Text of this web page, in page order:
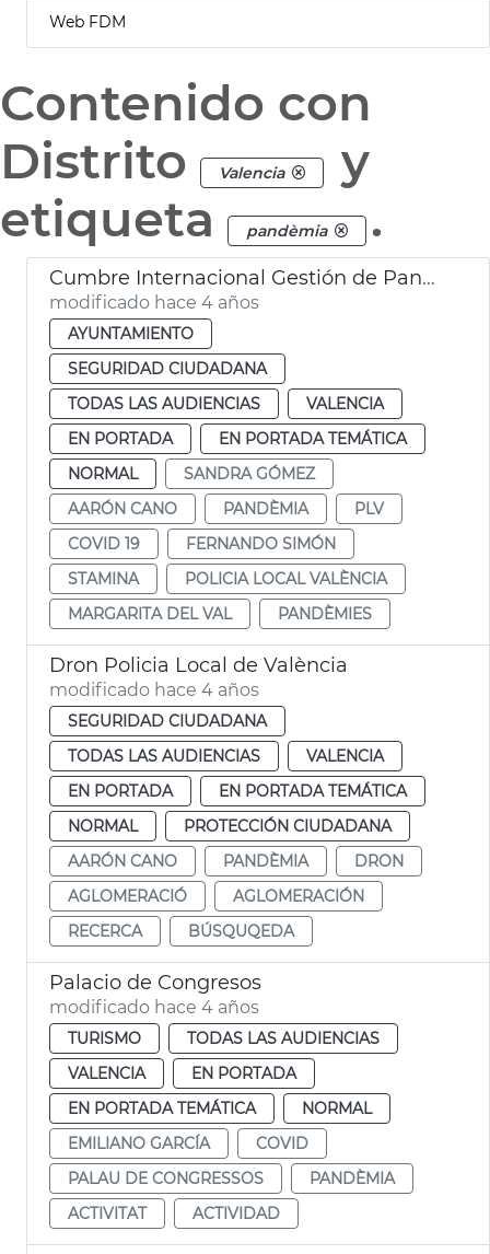
Web FDM
Contenido con
Distrito
Valencia
y
etiqueta
pandèmia .
Cumbre Internacional Gestión de Pandemias
modificado hace 4 años
AYUNTAMIENTO
SEGURIDAD CIUDADANA
TODAS LAS AUDIENCIAS
VALENCIA
EN PORTADA
EN PORTADA TEMÁTICA
NORMAL
SANDRA GÓMEZ
AARÓN CANO
PANDÈMIA
PLV
COVID 19
FERNANDO SIMÓN
STAMINA
POLICIA LOCAL VALÈNCIA
MARGARITA DEL VAL
PANDÈMIES
Dron Policia Local de València
modificado hace 4 años
SEGURIDAD CIUDADANA
TODAS LAS AUDIENCIAS
VALENCIA
EN PORTADA
EN PORTADA TEMÁTICA
NORMAL
PROTECCIÓN CIUDADANA
AARÓN CANO
PANDÈMIA
DRON
AGLOMERACIÓ
AGLOMERACIÓN
RECERCA
BÚSQUQEDA
Palacio de Congresos
modificado hace 4 años
TURISMO
TODAS LAS AUDIENCIAS
VALENCIA
EN PORTADA
EN PORTADA TEMÁTICA
NORMAL
EMILIANO GARCÍA
COVID
PALAU DE CONGRESSOS
PANDÈMIA
ACTIVITAT
ACTIVIDAD